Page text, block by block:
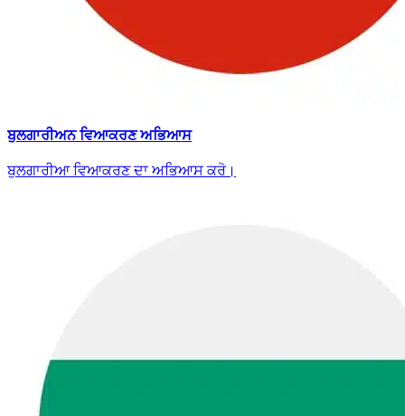
ਬੁਲਗਾਰੀਅਨ ਵਿਆਕਰਣ ਅਭਿਆਸ
ਬੁਲਗਾਰੀਆ ਵਿਆਕਰਣ ਦਾ ਅਭਿਆਸ ਕਰੋ।